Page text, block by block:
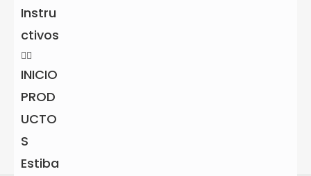
Instru
ctivos
INICIO
PROD
UCTO
S
Estiba
Garantía
Por defectos de fábrica